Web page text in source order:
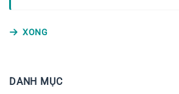
XONG
DANH MỤC